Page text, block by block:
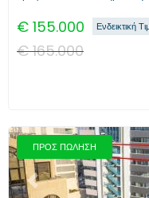
€ 155.000 Ενδεικτική
€165.000
ΠΡΟΣ ΠΩΛΗΣΗ
Προηγούμενο